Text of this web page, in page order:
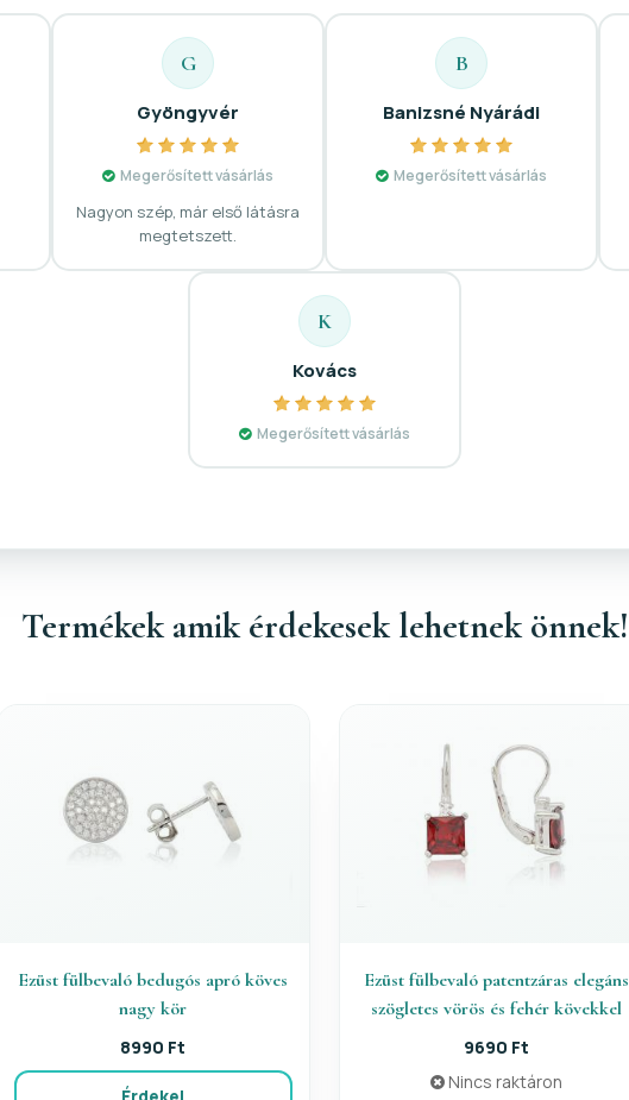
G
Gyöngyvér
Megerősített vásárlás
Nagyon szép, már első látásra
megtetszett.
B
Banizsné Nyárádi
Megerősített vásárlás
K
Kovács
Megerősített vásárlás
Termékek amik érdekesek lehetnek önnek!
Ezüst fülbevaló bedugós apró köves
nagy kör
8990 Ft
Érdekel
Ezüst fülbevaló patentzáras elegáns
szögletes vörös és fehér kövekkel
9690 Ft
Nincs raktáron